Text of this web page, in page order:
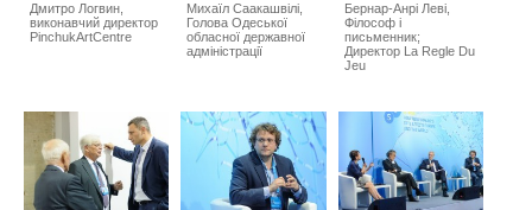
Дмитро Логвин,
виконавчий директор
PinchukArtCentre
Михаїл Саакашвілі,
Голова Одеської
обласної державної
адміністрації
Бернар-Анрі Леві,
Філософ і
письменник;
Директор La Regle Du
Jeu